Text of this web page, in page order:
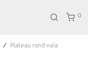
0
/ Plateau rond naïa